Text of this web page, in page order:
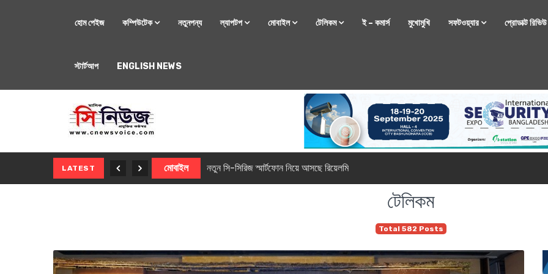
হোম পেইজ কম্পিউটেক নতুনপন্য ল্যাপটপ মোবাইল টেলিকম ই – কমার্স মুখোমুখি সফটওয়্যার প্রোডাক্ট রিভিউ
স্টার্টআপ ENGLISH NEWS
LATEST মোবাইল নতুন সি-সিরিজ স্মার্টফোন নিয়ে আসছে রিয়েলমি
টেলিকম
Total 582 Posts